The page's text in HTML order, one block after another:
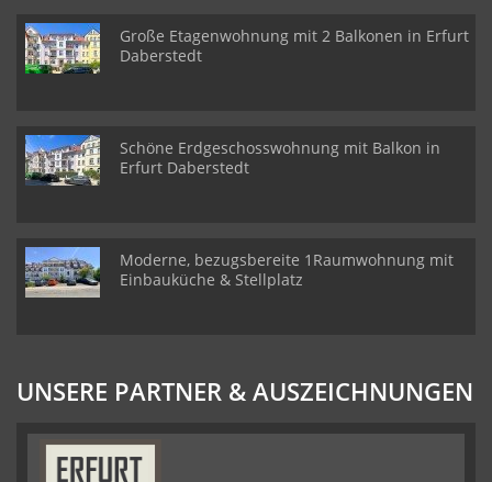
Große Etagenwohnung mit 2 Balkonen in Erfurt
Daberstedt
Schöne Erdgeschosswohnung mit Balkon in
Erfurt Daberstedt
Moderne, bezugsbereite 1Raumwohnung mit
Einbauküche & Stellplatz
UNSERE PARTNER & AUSZEICHNUNGEN